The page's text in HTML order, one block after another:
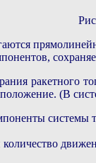
ракетного
(В
системы